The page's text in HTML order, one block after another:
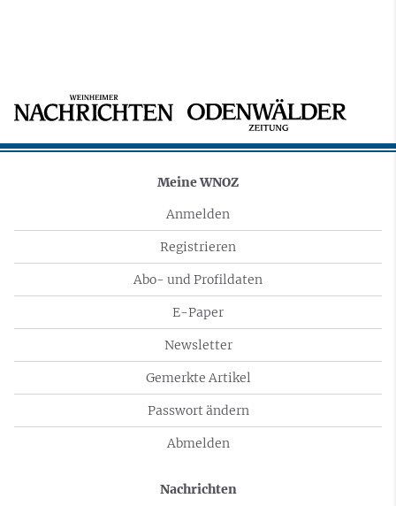
Meine WNOZ
Anmelden
Registrieren
Abo- und Profildaten
E-Paper
Newsletter
Gemerkte Artikel
Passwort ändern
Abmelden
Nachrichten